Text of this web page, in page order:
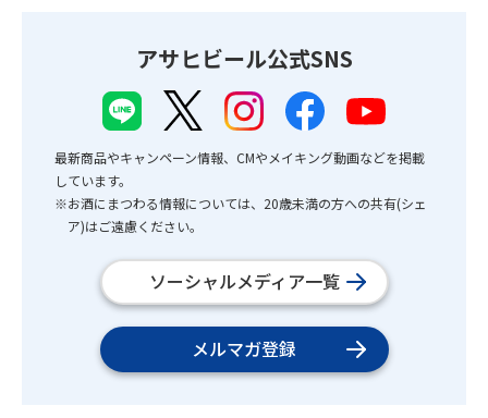
アサヒビール公式SNS
最新商品やキャンペーン情報、CMやメイキング動画などを掲載
しています。
※お酒にまつわる情報については、20歳未満の方への共有(シェ
ア)はご遠慮ください。
ソーシャルメディア一覧
メルマガ登録